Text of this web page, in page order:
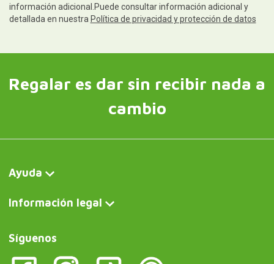
información adicional.Puede consultar información adicional y
detallada en nuestra Política de privacidad y protección de datos
Regalar es dar sin recibir nada a
cambio
Ayuda
Información legal
Síguenos